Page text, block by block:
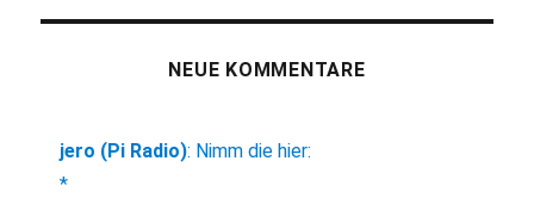
NEUE KOMMENTARE
jero (Pi Radio): Nimm die hier:
*